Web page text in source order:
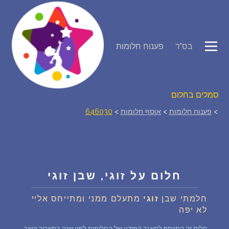
פענוח חלומות בס"ד
סמלים בחלום
רכישת אוצר החלומות
> פענוח חלומות >אוסף חלומות >
646030
חלום על זוגי, שבן זוגי
חלמתי שבן זוגי מתעלם ממני ומתייחס אליי
לא יפה